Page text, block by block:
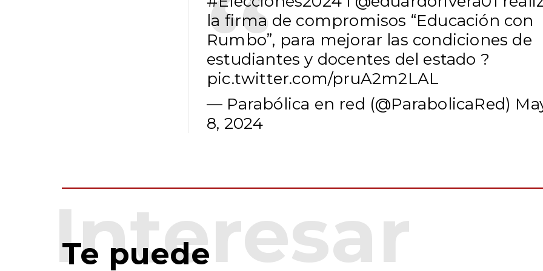
la firma de compromisos “Educación con
Rumbo”, para mejorar las condiciones de
estudiantes y docentes del estado ?
pic.twitter.com/pruA2m2LAL
— Parabólica en red (@ParabolicaRed)
8, 2024
Te puede